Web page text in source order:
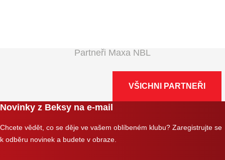
Partneři Maxa NBL
VŠICHNI PARTNEŘI
Novinky z Beksy na e-mail
Chcete vědět, co se děje ve vašem oblíbeném klubu? Zaregistrujte se
k odběru novinek a budete v obraze.